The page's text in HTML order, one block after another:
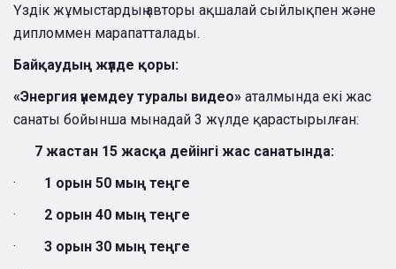
Үздік жұмыстардың авторы ақшалай сыйлықпен және
дипломмен марапатталады.
Байқаудың жүлде қоры:
«Энергия үнемдеу туралы видео» аталмында екі жас
санаты бойынша мынадай 3 жүлде қарастырылған:
7 жастан 15 жасқа дейінгі жас санатында:
· 1 орын 50 мың теңге
· 2 орын 40 мың теңге
· 3 орын 30 мың теңге